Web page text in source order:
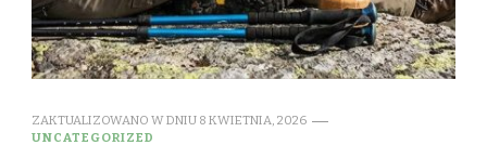
ZAKTUALIZOWANO W DNIU 8 KWIETNIA, 2026
UNCATEGORIZED